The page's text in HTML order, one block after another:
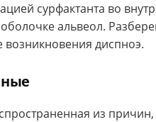
сурфактанта во
альвеол.
возникновения диспноэ.
из